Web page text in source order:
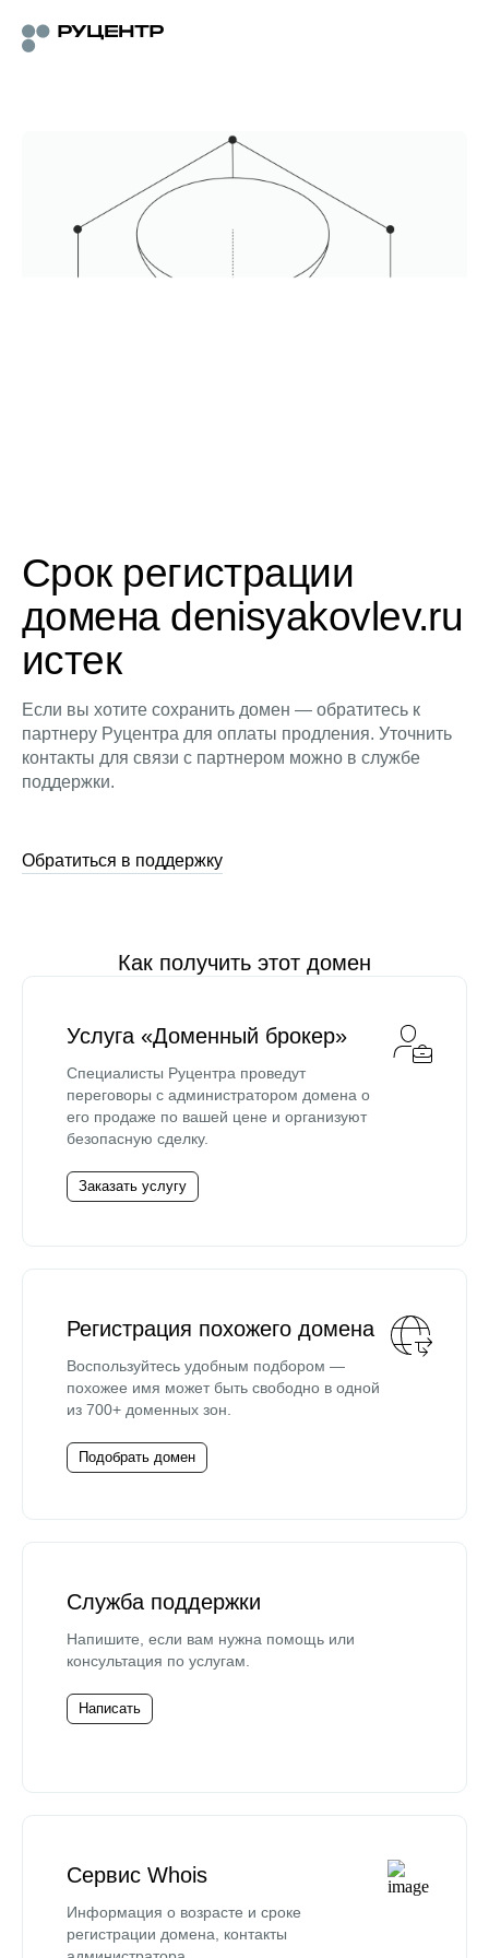
Срок регистрации
домена denisyakovlev.ru
истек
Если вы хотите сохранить домен — обратитесь к
партнеру Руцентра для оплаты продления. Уточнить
контакты для связи с партнером можно в службе
поддержки.
Обратиться в поддержку
Как получить этот домен
Услуга «Доменный брокер»
Специалисты Руцентра проведут
переговоры с администратором домена о
его продаже по вашей цене и организуют
безопасную сделку.
Заказать услугу
Регистрация похожего домена
Воспользуйтесь удобным подбором —
похожее имя может быть свободно в одной
из 700+ доменных зон.
Подобрать домен
Служба поддержки
Напишите, если вам нужна помощь или
консультация по услугам.
Написать
Сервис Whois
Информация о возрасте и сроке
регистрации домена, контакты